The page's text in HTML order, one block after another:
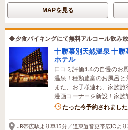
MAPを見る
◆夕食バイキングにて無料アルコール飲み
十勝幕別天然温泉 十勝
ホテル
口コミ評価4.4の自慢のお
温泉！種類豊富のお風呂と
また、お子様連れ、家族旅
漫画コーナーを新設！家族
4名がこの宿を見ていま
たった今予約されました
JR帯広駅より車15分／道東道音更帯広ICよ